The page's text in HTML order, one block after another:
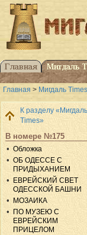
Главная > Мигдаль Times
К разделу «Мигдаль
Times»
В номере №175
Обложка
ОБ ОДЕССЕ С
ПРИДЫХАНИЕМ
ЕВРЕЙСКИЙ СВЕТ
ОДЕССКОЙ БАШНИ
МОЗАИКА
ПО МУЗЕЮ С
ЕВРЕЙСКИМ
ПРИЦЕЛОМ